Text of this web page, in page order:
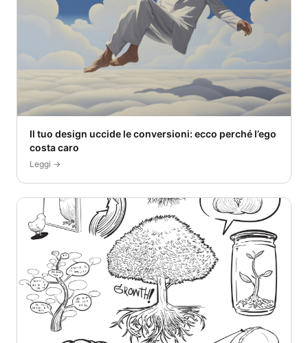
Il tuo design uccide le conversioni: ecco perché l’ego
costa caro
Leggi →